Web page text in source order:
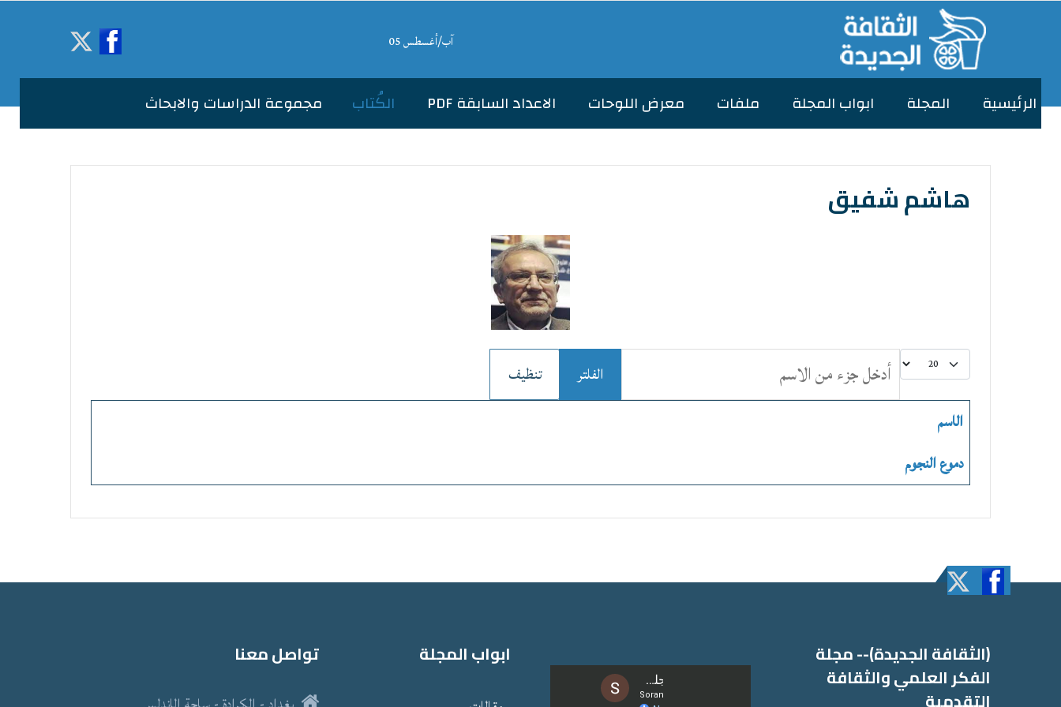
آب/أغسطس 05
الرئیسیة المجلة ابواب المجلة ملفات معرض اللوحات الاعداد السابقة PDF الكُتاب مجموعة الدراسات والابحاث
هاشم شفيق
أدخل جزء من الاسم الفلتر تنظيف عدد الإظهارات:
الاسم
دموع النجوم
(الثقافة الجدیدة)-- مجلة
الفكر العلمي والثقافة
ابواب المجلة تواصل معنا